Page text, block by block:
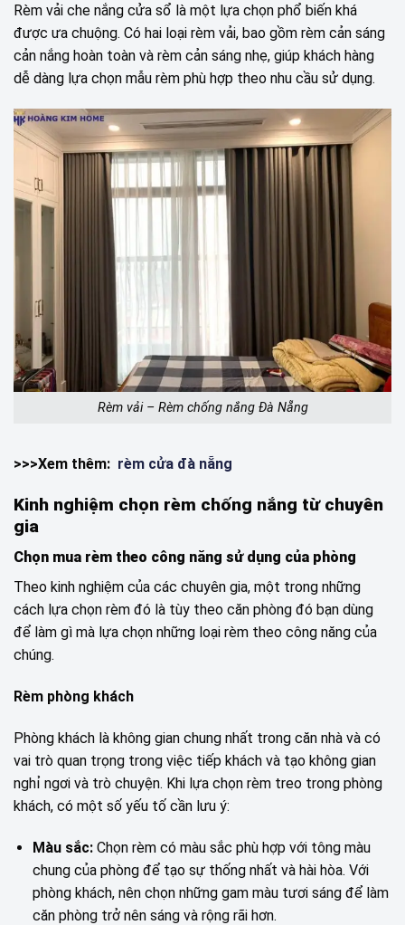
Rèm vải che nắng cửa sổ là một lựa chọn phổ biến khá
được ưa chuộng. Có hai loại rèm vải, bao gồm rèm cản sáng
cản nắng hoàn toàn và rèm cản sáng nhẹ, giúp khách hàng
dễ dàng lựa chọn mẫu rèm phù hợp theo nhu cầu sử dụng.
Rèm vải – Rèm chống nắng Đà Nẵng
>>>Xem thêm: rèm cửa đà nẵng
Kinh nghiệm chọn rèm chống nắng từ chuyên
gia
Chọn mua rèm theo công năng sử dụng của phòng
Theo kinh nghiệm của các chuyên gia, một trong những
cách lựa chọn rèm đó là tùy theo căn phòng đó bạn dùng
để làm gì mà lựa chọn những loại rèm theo công năng của
chúng.
Rèm phòng khách
Phòng khách là không gian chung nhất trong căn nhà và có
vai trò quan trọng trong việc tiếp khách và tạo không gian
nghỉ ngơi và trò chuyện. Khi lựa chọn rèm treo trong phòng
khách, có một số yếu tố cần lưu ý:
Màu sắc:Chọn rèm có màu sắc phù hợp với tông màu
chung của phòng để tạo sự thống nhất và hài hòa. Với
phòng khách, nên chọn những gam màu tươi sáng để làm
căn phòng trở nên sáng và rộng rãi hơn.